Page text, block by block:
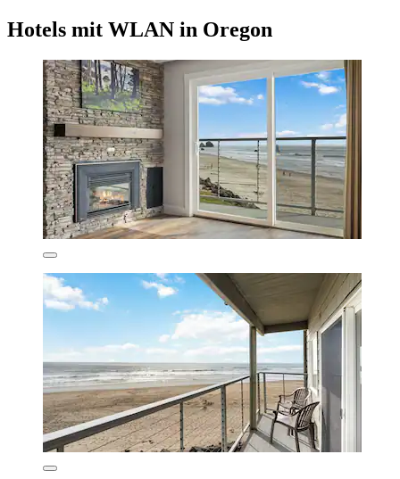
Hotels mit WLAN in Oregon